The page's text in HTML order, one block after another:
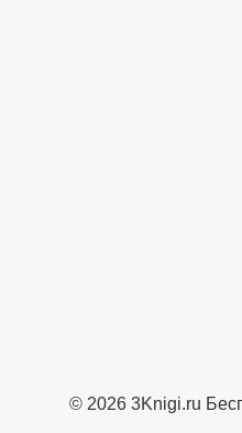
© 2026 3Knigi.ru